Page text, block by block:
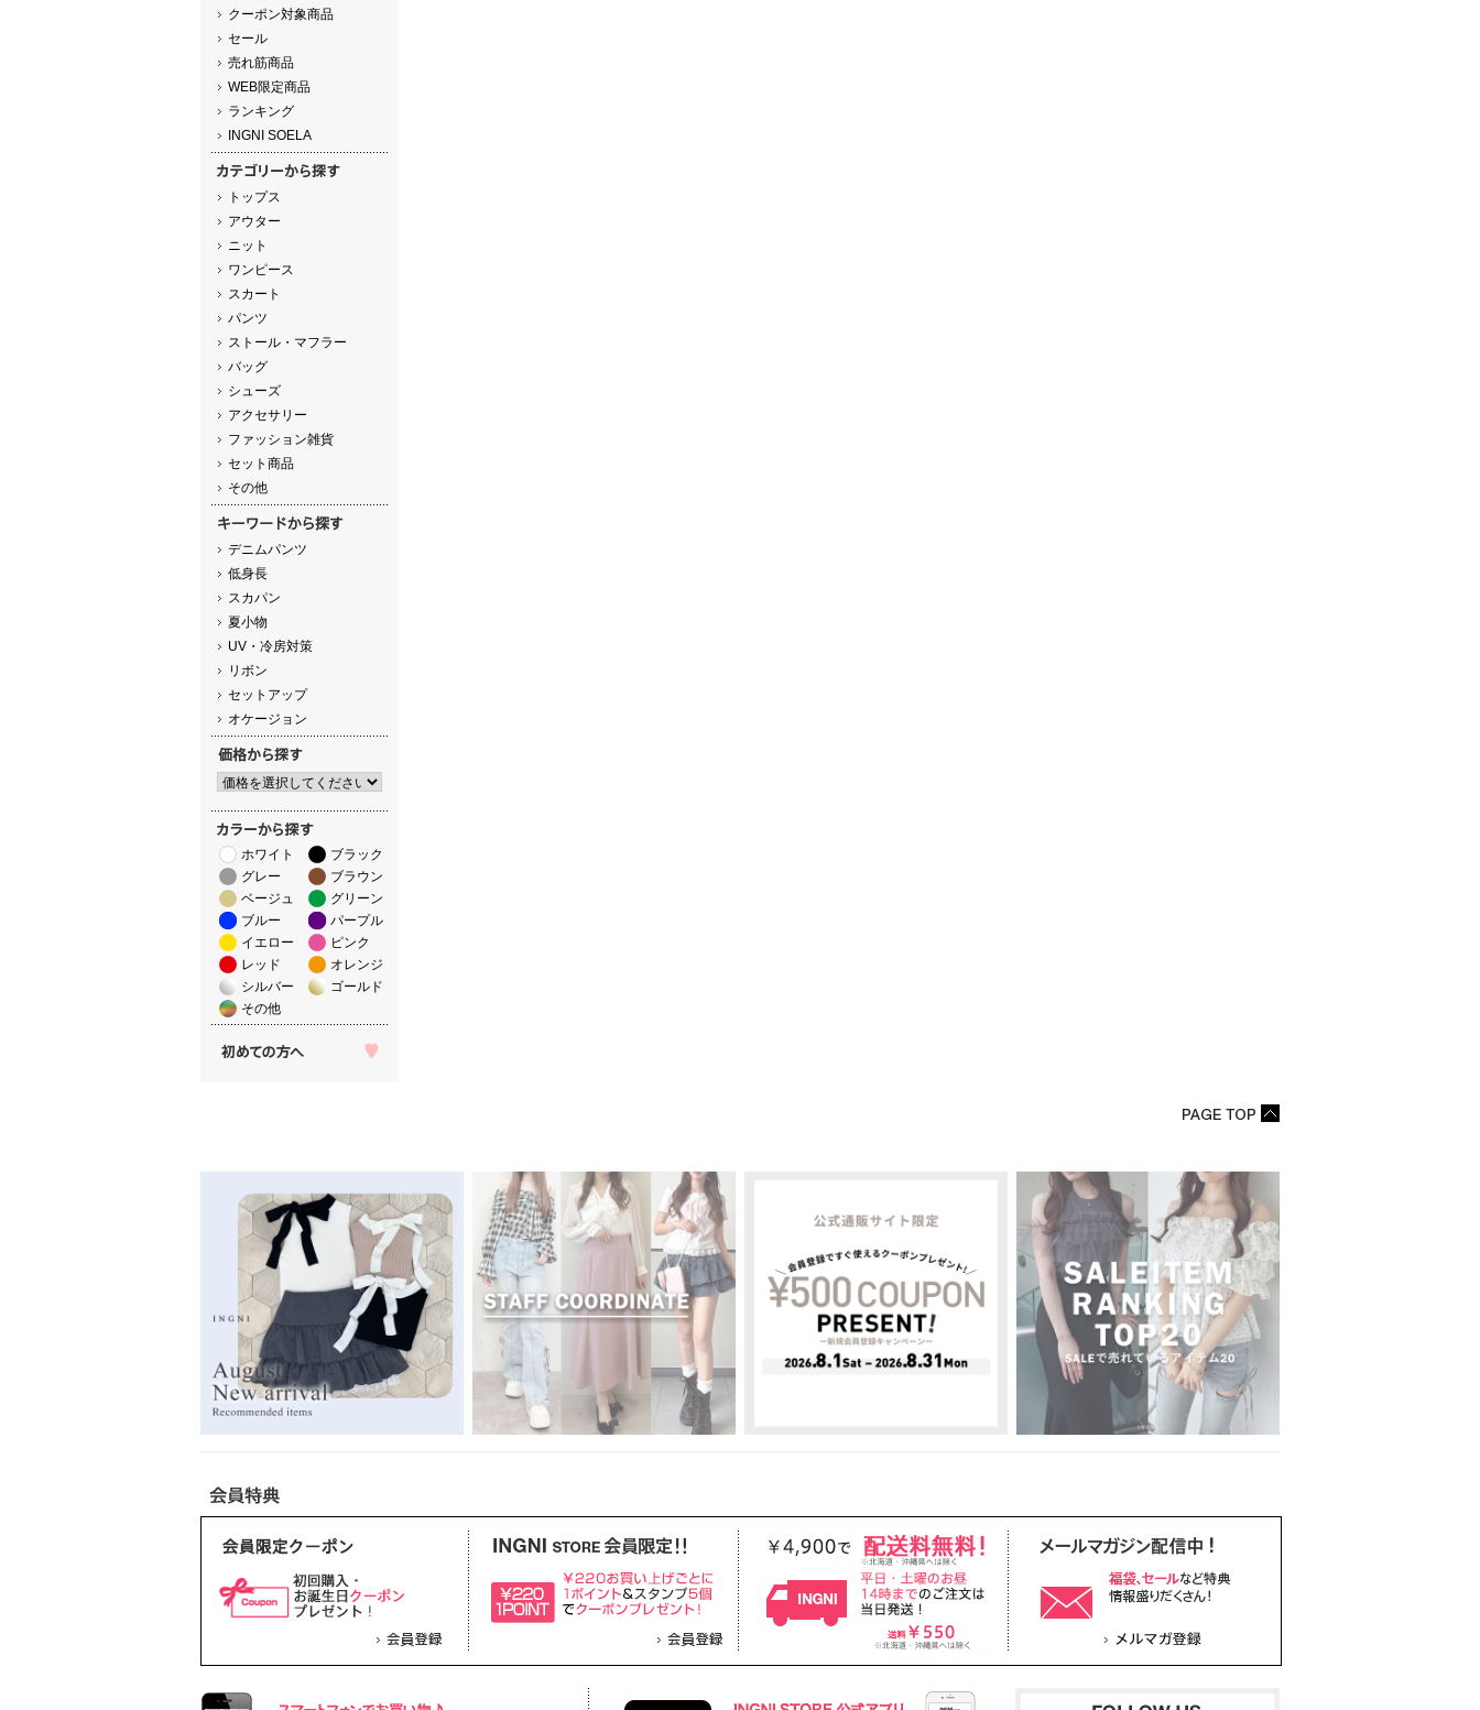
クーポン対象商品
セール
売れ筋商品
WEB限定商品
ランキング
INGNI SOELA
トップス
アウター
ニット
ワンピース
スカート
パンツ
ストール・マフラー
バッグ
シューズ
アクセサリー
ファッション雑貨
セット商品
その他
デニムパンツ
低身長
スカパン
夏小物
UV・冷房対策
リボン
セットアップ
オケージョン
ホワイト
ブラック
グレー
ブラウン
ベージュ
グリーン
ブルー
パープル
イエロー
ピンク
レッド
オレンジ
シルバー
ゴールド
その他